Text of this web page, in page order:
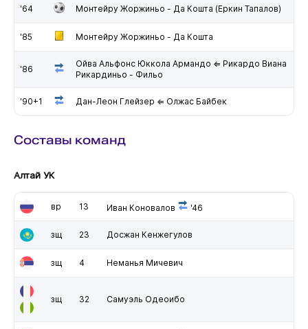
'64 Монтейру Жоржиньо - Да Кошта (Еркин Тапалов)
'85 Монтейру Жоржиньо - Да Кошта
'86
Ойва Альфонс Юккола Армандо ⇐ Рикардо Виана
Рикардиньо - Фильо
'90+1 Дан-Леон Глейзер ⇐ Олжас Байбек
Составы команд
Алтай УК
вр 13 Иван Коновалов '46
зщ 23 Досжан Кенжегулов
зщ 4 Неманья Мичевич
зщ 32 Самуэль Одеоибо